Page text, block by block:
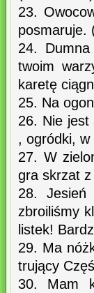
23.
posmaruje.
24.
twoim
karetę
25. Na
26. Nie jest
, ogródki,
27. W
gra skrzat
28.
zbroiliśmy
listek!
29. Ma
trujący
30. Mam